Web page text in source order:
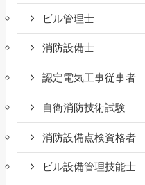
ビル管理士
消防設備士
認定電気工事従事者
自衛消防技術試験
消防設備点検資格者
ビル設備管理技能士